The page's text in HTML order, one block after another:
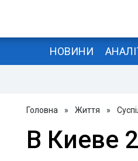
НОВИНИ
Головна » Життя »
В Киеве